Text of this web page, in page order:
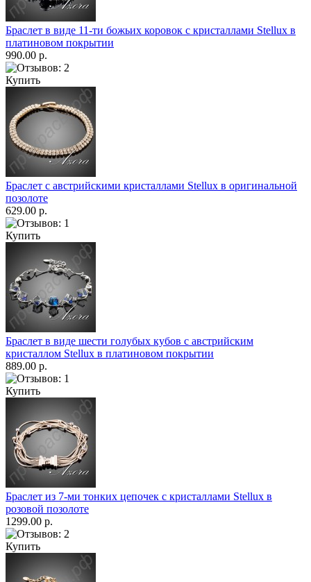
Браслет в виде 11-ти божьих коровок с кристаллами Stellux в
платиновом покрытии
990.00 р.
Купить
Браслет с австрийскими кристаллами Stellux в оригинальной
позолоте
629.00 р.
Купить
Браслет в виде шести голубых кубов с австрийским
кристаллом Stellux в платиновом покрытии
889.00 р.
Купить
Браслет из 7-ми тонких цепочек с кристаллами Stellux в
розовой позолоте
1299.00 р.
Купить